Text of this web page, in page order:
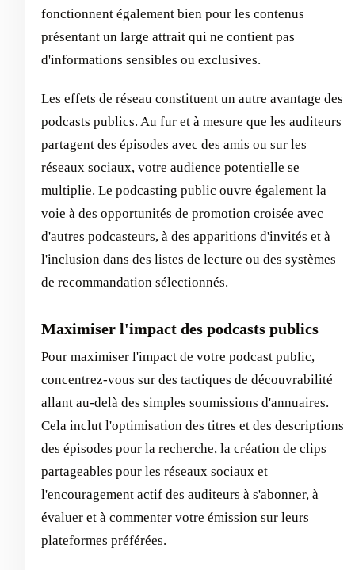
fonctionnent également bien pour les contenus
présentant un large attrait qui ne contient pas
d'informations sensibles ou exclusives.
Les effets de réseau constituent un autre avantage des
podcasts publics. Au fur et à mesure que les auditeurs
partagent des épisodes avec des amis ou sur les
réseaux sociaux, votre audience potentielle se
multiplie. Le podcasting public ouvre également la
voie à des opportunités de promotion croisée avec
d'autres podcasteurs, à des apparitions d'invités et à
l'inclusion dans des listes de lecture ou des systèmes
de recommandation sélectionnés.
Maximiser l'impact des podcasts publics
Pour maximiser l'impact de votre podcast public,
concentrez-vous sur des tactiques de découvrabilité
allant au-delà des simples soumissions d'annuaires.
Cela inclut l'optimisation des titres et des descriptions
des épisodes pour la recherche, la création de clips
partageables pour les réseaux sociaux et
l'encouragement actif des auditeurs à s'abonner, à
évaluer et à commenter votre émission sur leurs
plateformes préférées.